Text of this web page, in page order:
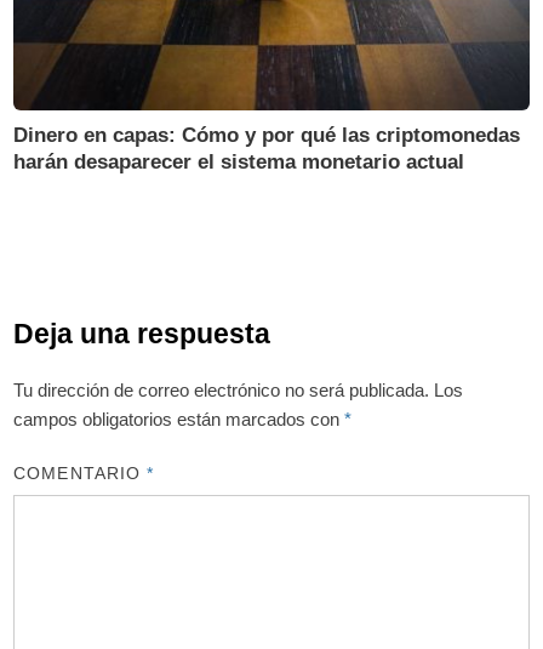
Dinero en capas: Cómo y por qué las criptomonedas
harán desaparecer el sistema monetario actual
Deja una respuesta
Tu dirección de correo electrónico no será publicada. Los
campos obligatorios están marcados con*
COMENTARIO*